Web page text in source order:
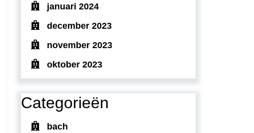
januari 2024
december 2023
november 2023
oktober 2023
Categorieën
bach